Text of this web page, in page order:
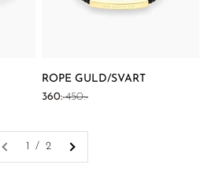
ROPE GULD/SVART
REA-pris
360:-Pris
450:-
1 / 2